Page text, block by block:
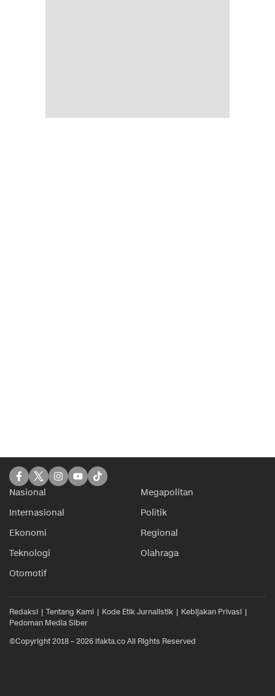
Nasional
Megapolitan
Internasional
Politik
Ekonomi
Regional
Teknologi
Olahraga
Otomotif
Redaksi Tentang Kami Kode Etik Jurnalistik
Kebijakan Privasi
Pedoman Media Siber
©Copyright 2018 – 2026 ifakta.co All Rights Reserved